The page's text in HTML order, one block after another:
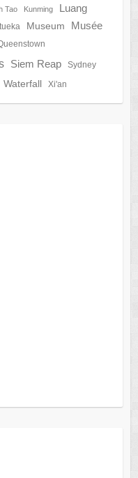
Tao Kunming
Luang
Museum Musée
Siem Reap Sydney
Waterfall Xi'an